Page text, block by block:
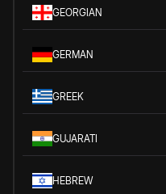
GEORGIAN
GERMAN
GREEK
GUJARATI
HEBREW